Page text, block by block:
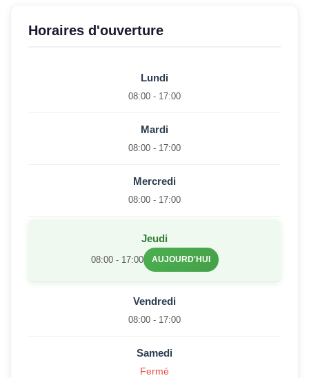
Horaires d'ouverture
Lundi
08:00 - 17:00
Mardi
08:00 - 17:00
Mercredi
08:00 - 17:00
Jeudi
08:00 - 17:00 AUJOURD'HUI
Vendredi
08:00 - 17:00
Samedi
Fermé